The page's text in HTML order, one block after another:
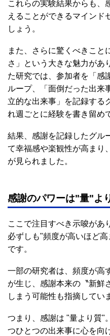
これらの実験結果からも、
えることができるマインド
しょう。
また、さらに驚くべきこと
さ」という大きな魅力があ
た研究では、参加者を「感
ループ、「面倒だった出来
立的な出来事」を記録する
れ週ごとに経験を書き留め
結果、感謝を記録したグル
て幸福感や楽観性が高まり
が見られました。
感謝のパワーは"量"よ
ここで注目すべき示唆があ
必ずしも"頻度が高いほど
です。
一部の研究者は、頻度が高
が生じ、感謝本来の〝新鮮
しまう可能性も指摘してい
つまり、感謝は "量より質"
つひとつの出来事に心を向